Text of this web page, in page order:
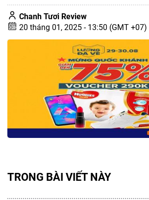
Chanh Tươi Review
20 tháng 01, 2025 - 13:50 (GMT +07)
TRONG BÀI VIẾT NÀY